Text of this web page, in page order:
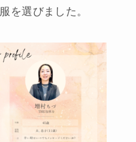
を選びました。